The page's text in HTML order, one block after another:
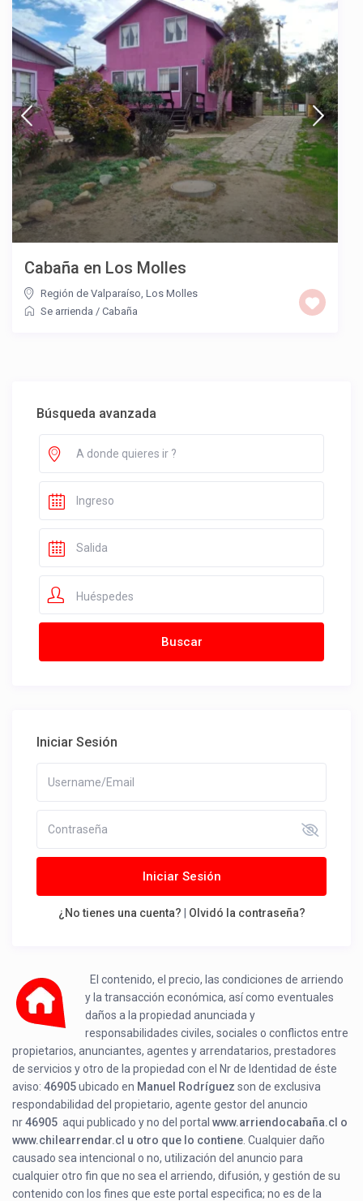
Cabaña en Los Molles
Región de Valparaíso ,Los Molles
Se arrienda /Cabaña
Búsqueda avanzada
Huéspedes
Iniciar Sesión
Iniciar Sesión
¿No tienes una cuenta? | Olvidó la contraseña?
El contenido, el precio, las condiciones de arriendo
y la transacción económica, así como eventuales
daños a la propiedad anunciada y
responsabilidades civiles, sociales o conflictos entre
propietarios, anunciantes, agentes y arrendatarios, prestadores
de servicios y otro de la propiedad con el Nr de Identidad de éste
aviso:46905ubicado en Manuel Rodríguez son de exclusiva
respondabilidad del propietario, agente gestor del anuncio
nr46905 aqui publicado y no del portalwww.arriendocabaña.cl o
www.chilearrendar.cl u otro que lo contiene . Cualquier daño
causado sea intencional o no, utilización del anuncio para
cualquier otro fin que no sea el arriendo, difusión, y gestión de su
contenido con los fines que este portal especifica; no es de la